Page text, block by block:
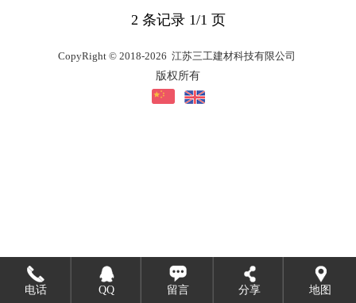
2 条记录 1/1 页
CopyRight © 2018-2026 江苏三工建材科技有限公司
版权所有
电话 QQ 留言 分享 地图